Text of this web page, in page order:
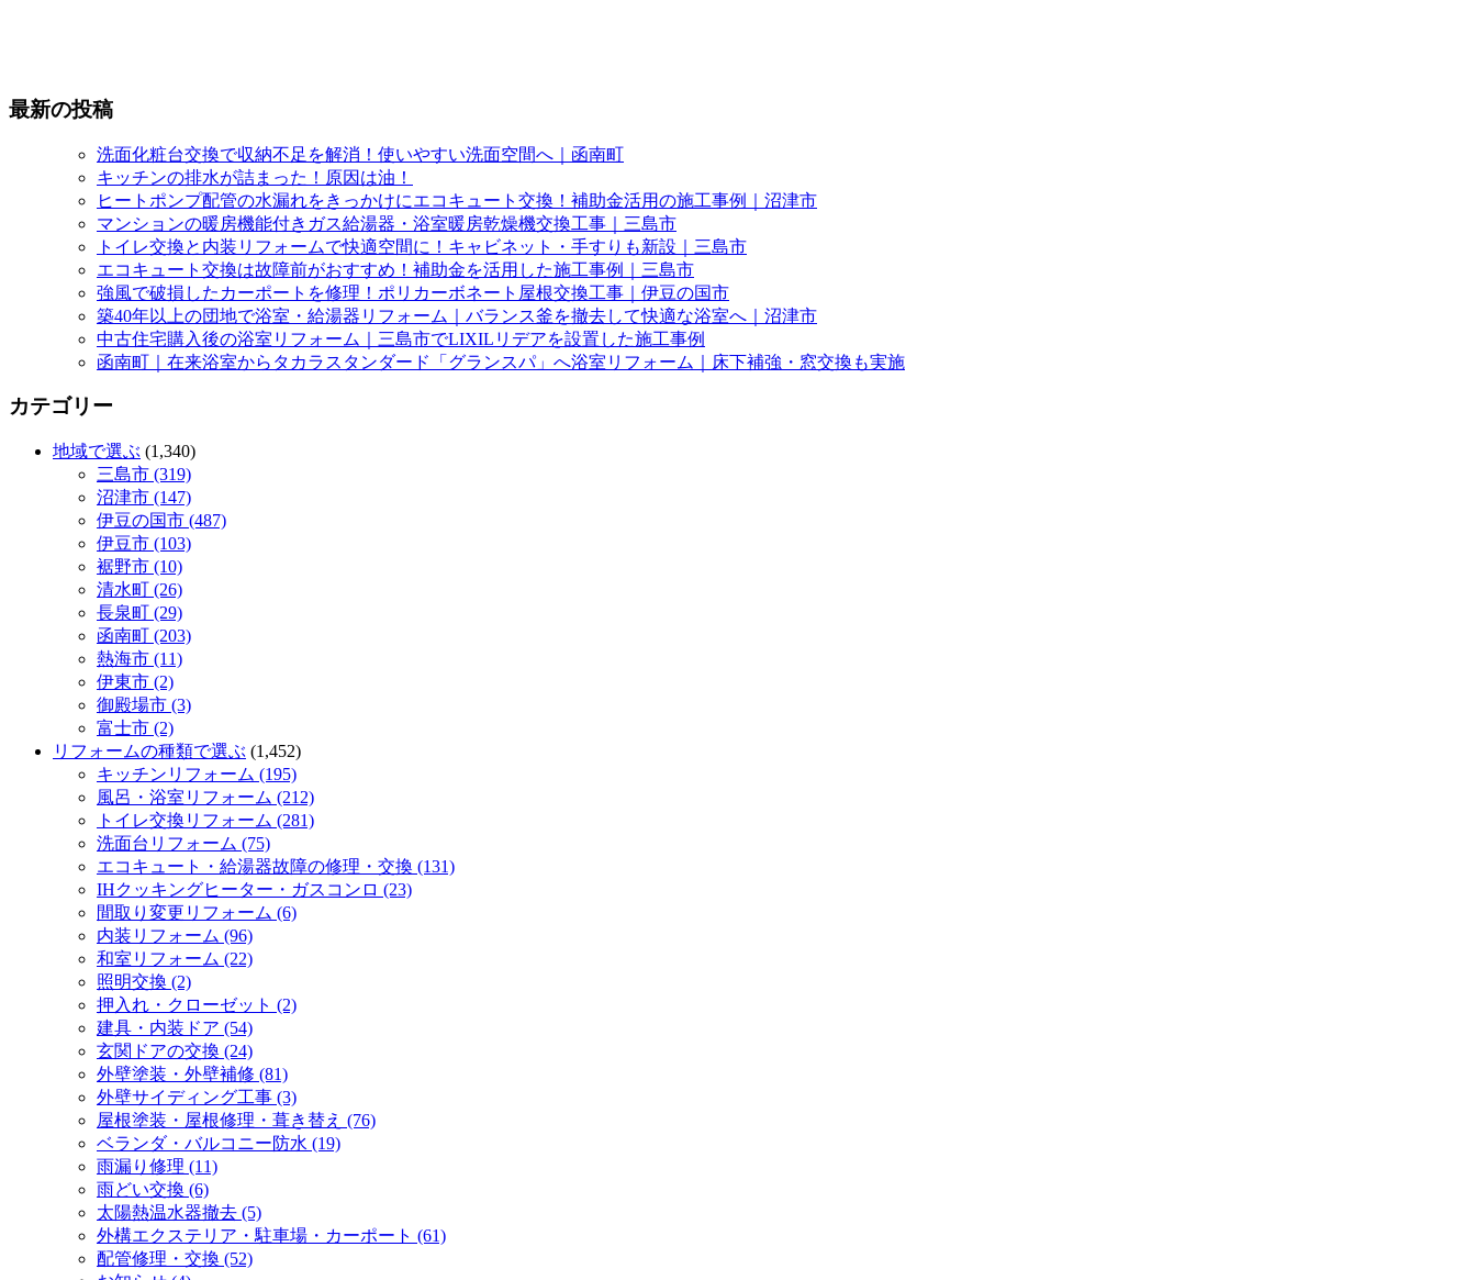
最新の投稿
洗面化粧台交換で収納不足を解消！使いやすい洗面空間へ｜函南町
キッチンの排水が詰まった！原因は油！
ヒートポンプ配管の水漏れをきっかけにエコキュート交換！補助金活用の施工事例｜沼津市
マンションの暖房機能付きガス給湯器・浴室暖房乾燥機交換工事｜三島市
トイレ交換と内装リフォームで快適空間に！キャビネット・手すりも新設｜三島市
エコキュート交換は故障前がおすすめ！補助金を活用した施工事例｜三島市
強風で破損したカーポートを修理！ポリカーボネート屋根交換工事｜伊豆の国市
築40年以上の団地で浴室・給湯器リフォーム｜バランス釜を撤去して快適な浴室へ｜沼津市
中古住宅購入後の浴室リフォーム｜三島市でLIXILリデアを設置した施工事例
函南町｜在来浴室からタカラスタンダード「グランスパ」へ浴室リフォーム｜床下補強・窓交換も実施
カテゴリー
地域で選ぶ (1,340)
三島市 (319)
沼津市 (147)
伊豆の国市 (487)
伊豆市 (103)
裾野市 (10)
清水町 (26)
長泉町 (29)
函南町 (203)
熱海市 (11)
伊東市 (2)
御殿場市 (3)
富士市 (2)
リフォームの種類で選ぶ (1,452)
キッチンリフォーム (195)
風呂・浴室リフォーム (212)
トイレ交換リフォーム (281)
洗面台リフォーム (75)
エコキュート・給湯器故障の修理・交換 (131)
IHクッキングヒーター・ガスコンロ (23)
間取り変更リフォーム (6)
内装リフォーム (96)
和室リフォーム (22)
照明交換 (2)
押入れ・クローゼット (2)
建具・内装ドア (54)
玄関ドアの交換 (24)
外壁塗装・外壁補修 (81)
外壁サイディング工事 (3)
屋根塗装・屋根修理・葺き替え (76)
ベランダ・バルコニー防水 (19)
雨漏り修理 (11)
雨どい交換 (6)
太陽熱温水器撤去 (5)
外構エクステリア・駐車場・カーポート (61)
配管修理・交換 (52)